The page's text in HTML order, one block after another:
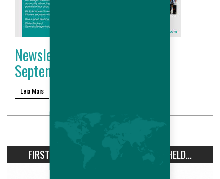
Newsletter Hubbard # 16 -
September 2017
Leia Mais
FIRST AVIPRO HUBBARD CONFERENCE HELD...